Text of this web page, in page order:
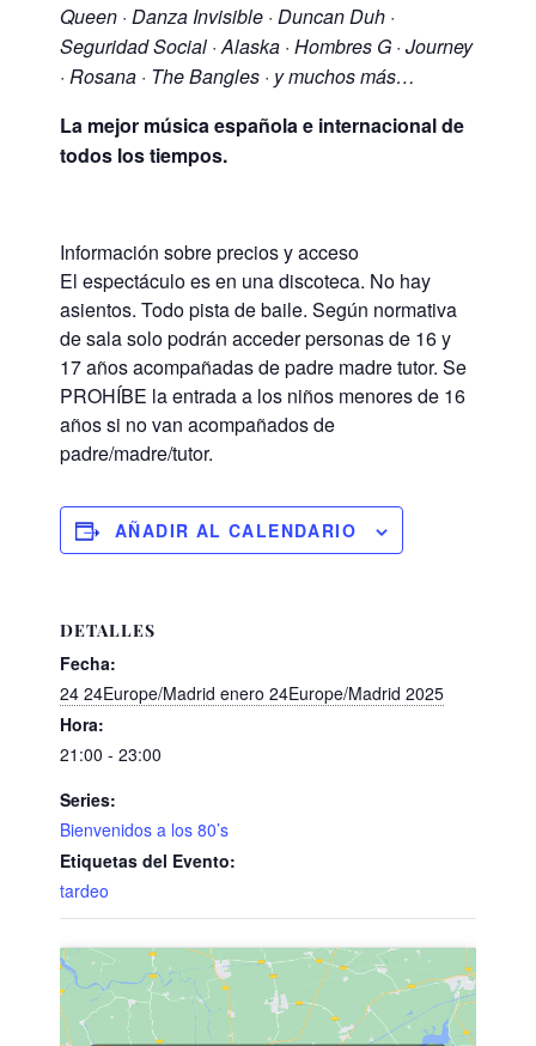
Queen · Danza Invisible · Duncan Duh ·
Seguridad Social · Alaska · Hombres G · Journey
· Rosana · The Bangles · y muchos más…
La mejor música española e internacional de
todos los tiempos.
Información sobre precios y acceso
El espectáculo es en una discoteca. No hay
asientos. Todo pista de baile. Según normativa
de sala solo podrán acceder personas de 16 y
17 años acompañadas de padre madre tutor. Se
PROHÍBE la entrada a los niños menores de 16
años si no van acompañados de
padre/madre/tutor.
AÑADIR AL CALENDARIO
DETALLES
Fecha:
24 24Europe/Madrid enero 24Europe/Madrid 2025
Hora:
21:00 - 23:00
Series:
Bienvenidos a los 80’s
Etiquetas del Evento:
tardeo